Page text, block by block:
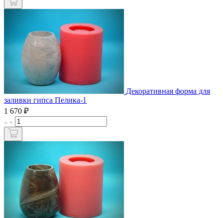
Декоративная форма для
заливки гипса Пелика-1
1 670 ₽